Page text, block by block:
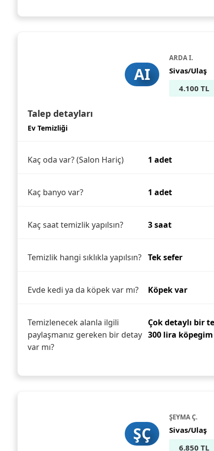
AI
ARDA I.
Sivas/Ulaş
4.100 TL
Talep detayları
Ev Temizliği
Kaç oda var? (Salon Hariç) 1 adet
Kaç banyo var? 1 adet
Kaç saat temizlik yapılsın? 3 saat
Temizlik hangi sıklıkla yapılsın? Tek sefer
Evde kedi ya da köpek var mı? Köpek var
Temizlenecek alanla ilgili
paylaşmanız gereken bir detay
var mı?
Çok detaylı bir
300 lira köpegim
ŞÇ
ŞEYMA Ç.
Sivas/Ulaş
6.850 TL